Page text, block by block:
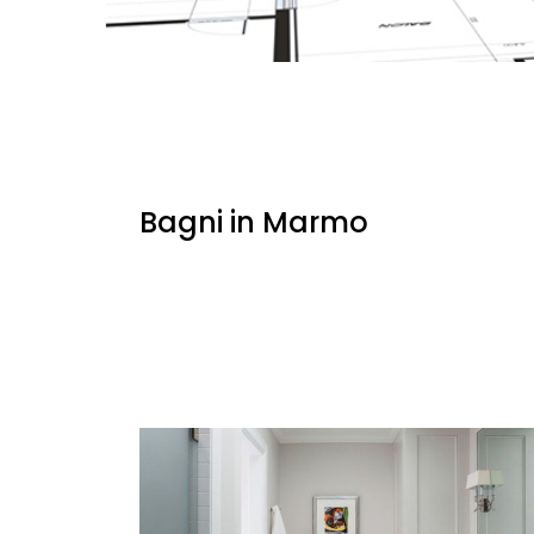
Bagni in Marmo